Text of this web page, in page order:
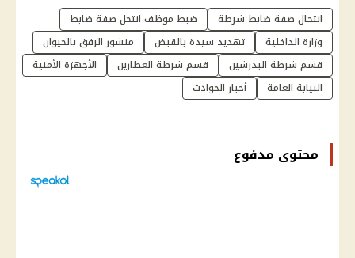
انتحال صفة ضابط شرطة
ضبط موظف انتحل صفة ضابط
وزارة الداخلية
تهديد سيدة بالقبض
منشور الرفق بالحيوان
قسم شرطة البدرشين
قسم شرطة العطارين
الأجهزة الأمنية
النيابة العامة
أخبار الحوادث
محتوى مدفوع